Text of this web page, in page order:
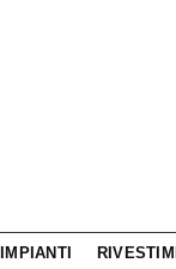
IMPIANTI